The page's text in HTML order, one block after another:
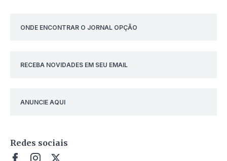
ONDE ENCONTRAR O JORNAL OPÇÃO
RECEBA NOVIDADES EM SEU EMAIL
ANUNCIE AQUI
Redes sociais